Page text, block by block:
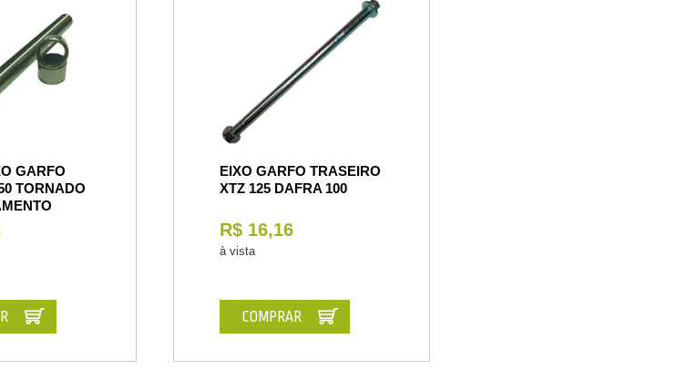
GARFO
TORNADO
EIXO GARFO TRASEIRO
XTZ 125 DAFRA 100
R$ 16,16
à vista
COMPRAR